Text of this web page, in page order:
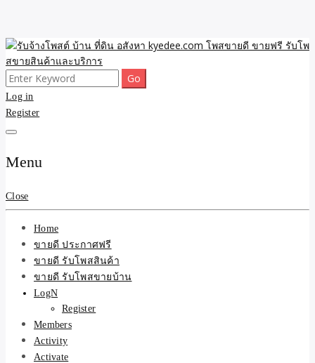
Skip
to
content
รับจ้างโพสต์ บ้าน ที่ดิน
อสังหา kyedee.com โพส
ขายดี ขายฟรี รับโพสขาย
สินค้าและบริการ
ขายดี โพสประกาศขายสินค้าฟรี บ้าน ที่ดิน อสังหา รับโพสต์ประกาศขาย
ของ รับรองผล ดีที่สุดถูกที่สุด ติดหน้าแรกกูเกืล
Search
for:
Log in
Register
Menu
Close
Home
ขายดี ประกาศฟรี
ขายดี รับโพสสินค้า
ขายดี รับโพสขายบ้าน
LogN
Register
Members
Activity
Activate